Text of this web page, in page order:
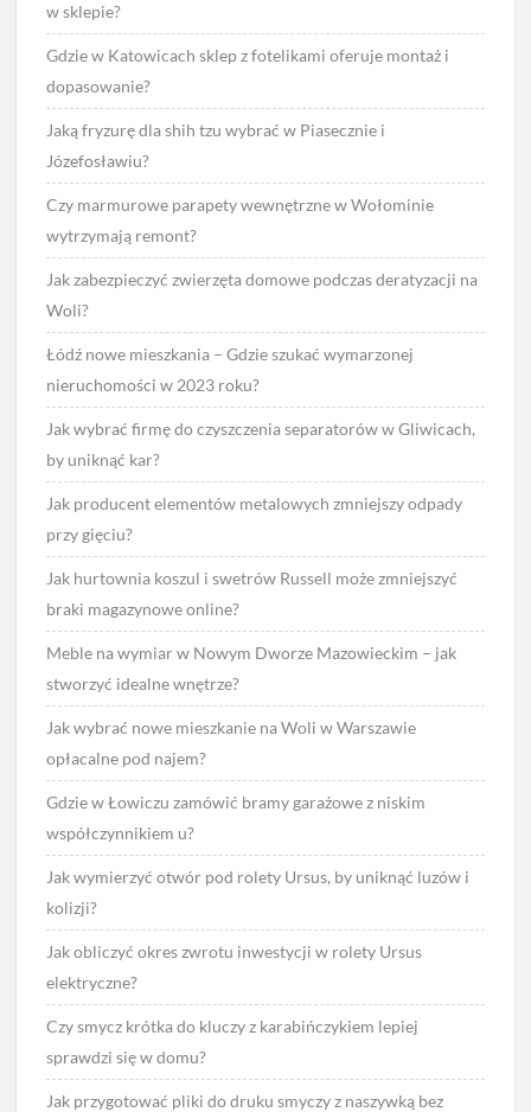
w sklepie?
Gdzie w Katowicach sklep z fotelikami oferuje montaż i
dopasowanie?
Jaką fryzurę dla shih tzu wybrać w Piasecznie i
Józefosławiu?
Czy marmurowe parapety wewnętrzne w Wołominie
wytrzymają remont?
Jak zabezpieczyć zwierzęta domowe podczas deratyzacji na
Woli?
Łódź nowe mieszkania – Gdzie szukać wymarzonej
nieruchomości w 2023 roku?
Jak wybrać firmę do czyszczenia separatorów w Gliwicach,
by uniknąć kar?
Jak producent elementów metalowych zmniejszy odpady
przy gięciu?
Jak hurtownia koszul i swetrów Russell może zmniejszyć
braki magazynowe online?
Meble na wymiar w Nowym Dworze Mazowieckim – jak
stworzyć idealne wnętrze?
Jak wybrać nowe mieszkanie na Woli w Warszawie
opłacalne pod najem?
Gdzie w Łowiczu zamówić bramy garażowe z niskim
współczynnikiem u?
Jak wymierzyć otwór pod rolety Ursus, by uniknąć luzów i
kolizji?
Jak obliczyć okres zwrotu inwestycji w rolety Ursus
elektryczne?
Czy smycz krótka do kluczy z karabińczykiem lepiej
sprawdzi się w domu?
Jak przygotować pliki do druku smyczy z naszywką bez